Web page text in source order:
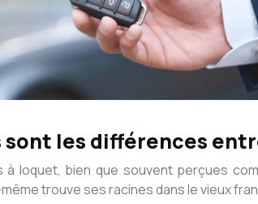
sont les différences
à loquet, bien que souvent perçues
trouve ses racines dans le vieux